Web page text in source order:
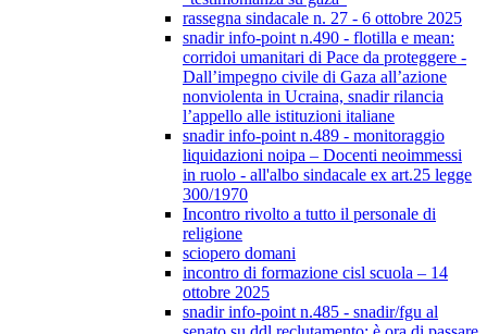
rassegna sindacale n. 27 - 6 ottobre 2025
snadir info-point n.490 - flotilla e mean:
corridoi umanitari di Pace da proteggere -
Dall’impegno civile di Gaza all’azione
nonviolenta in Ucraina, snadir rilancia
l’appello alle istituzioni italiane
snadir info-point n.489 - monitoraggio
liquidazioni noipa – Docenti neoimmessi
in ruolo - all'albo sindacale ex art.25 legge
300/1970
Incontro rivolto a tutto il personale di
religione
sciopero domani
incontro di formazione cisl scuola – 14
ottobre 2025
snadir info-point n.485 - snadir/fgu al